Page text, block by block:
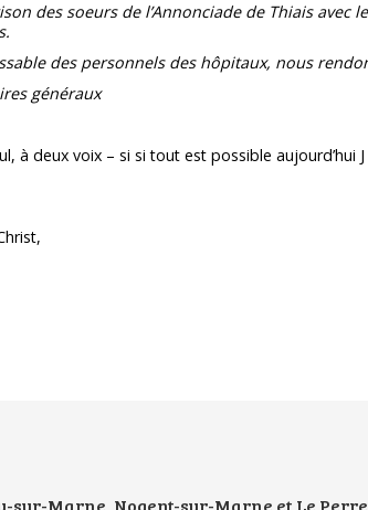
des soeurs de l’Annonciade de Thiais avec
des personnels des hôpitaux, nous
généraux
à deux voix – si si tout est possible aujourd’hui
Marne, Nogent-sur-Marne et Le